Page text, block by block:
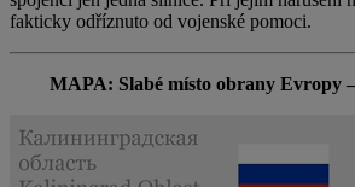
fakticky odříznuto od vojenské pomoci.
MAPA: Slabé místo obrany Evropy